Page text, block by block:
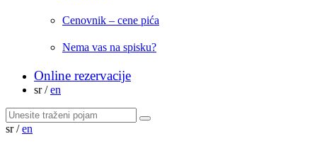
Cenovnik – cene pića
Nema vas na spisku?
Online rezervacije
sr / en
sr / en